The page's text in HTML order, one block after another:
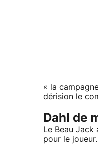
« la
dérision le
Dahl de
Le Beau
pour le